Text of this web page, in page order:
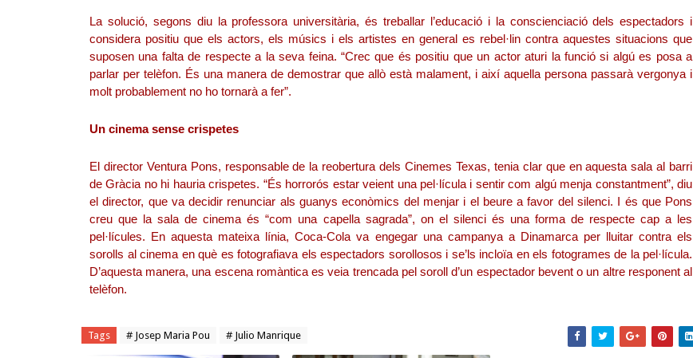
La solució, segons diu la professora universitària, és treballar l’educació i la conscienciació dels espectadors i
considera positiu que els actors, els músics i els artistes en general es rebel·lin contra aquestes situacions que
suposen una falta de respecte a la seva feina. “Crec que és positiu que un actor aturi la funció si algú es posa a
parlar per telèfon. És una manera de demostrar que allò està malament, i així aquella persona passarà vergonya i
molt probablement no ho tornarà a fer”.
Un cinema sense crispetes
El director Ventura Pons, responsable de la reobertura dels Cinemes Texas, tenia clar que en aquesta sala al barri
de Gràcia no hi hauria crispetes. “És horrorós estar veient una pel·lícula i sentir com algú menja constantment”, diu
el director, que va decidir renunciar als guanys econòmics del menjar i el beure a favor del silenci. I és que Pons
creu que la sala de cinema és “com una capella sagrada”, on el silenci és una forma de respecte cap a les
pel·lícules. En aquesta mateixa línia, Coca-Cola va engegar una campanya a Dinamarca per lluitar contra els
sorolls al cinema en què es fotografiava els espectadors sorollosos i se’ls incloïa en els fotogrames de la pel·lícula.
D’aquesta manera, una escena romàntica es veia trencada pel soroll d’un espectador bevent o un altre responent al
telèfon.
Tags # Josep Maria Pou # Julio Manrique